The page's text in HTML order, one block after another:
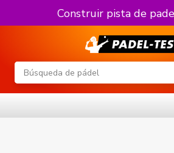
Construir pista de